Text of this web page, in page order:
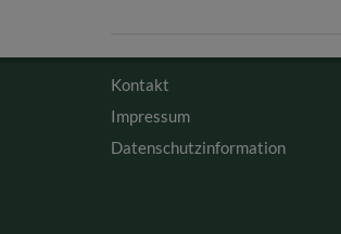
Kontakt
Impressum
Datenschutzinformation